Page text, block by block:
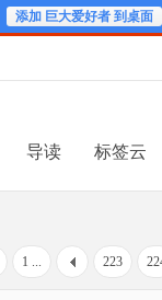
添加 巨大爱好者 到桌面
导读 标签云
1 ... 223